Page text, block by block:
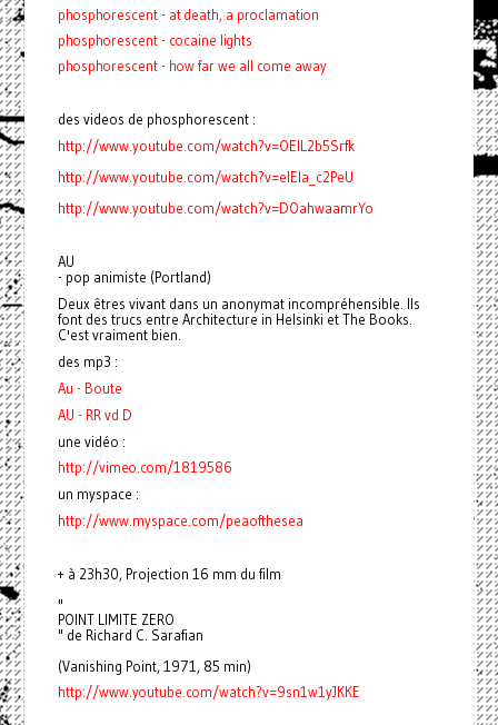
phosphorescent - at death, a proclamation
phosphorescent - cocaine lights
phosphorescent - how far we all come away
des videos de phosphorescent :
http://www.youtube.com/watch?v=OElL2b5Srfk
http://www.youtube.com/watch?v=eIEIa_c2PeU
http://www.youtube.com/watch?v=DOahwaamrYo
AU
- pop animiste (Portland)
Deux êtres vivant dans un anonymat incompréhensible. Ils
font des trucs entre Architecture in Helsinki et The Books.
C'est vraiment bien.
des mp3 :
Au - Boute
AU - RR vd D
une vidéo :
http://vimeo.com/1819586
un myspace :
http://www.myspace.com/peaofthesea
+ à 23h30, Projection 16 mm du film
"
POINT LIMITE ZERO
" de Richard C. Sarafian
(Vanishing Point, 1971, 85 min)
http://www.youtube.com/watch?v=9sn1w1yJKKE